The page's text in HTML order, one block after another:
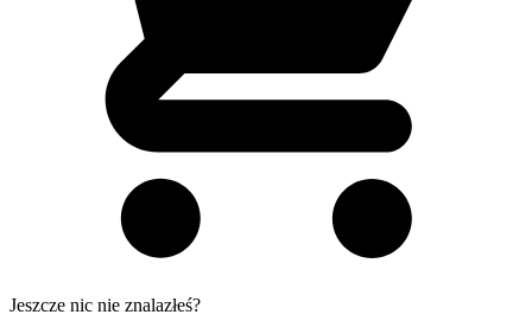
Jeszcze nic nie znalazłeś?